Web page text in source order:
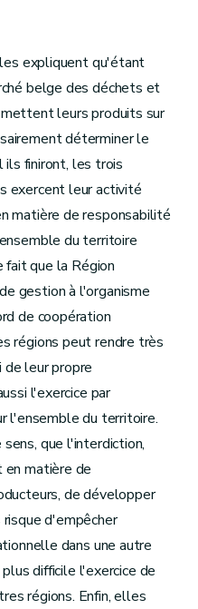
expliquent qu'étant
belge des déchets et
leurs produits sur
déterminer le
ils finiront, les trois
exercent leur activité
matière de responsabilité
du territoire
que la Région
gestion à l'organisme
de coopération
régions peut rendre très
leur propre
l'exercice par
l'ensemble du territoire.
que l'interdiction,
en matière de
de développer
d'empêcher
dans une autre
difficile l'exercice de
régions. Enfin, elles